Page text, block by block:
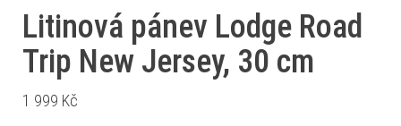
Litinová pánev Lodge Road
Trip New Jersey, 30 cm
1 999 Kč